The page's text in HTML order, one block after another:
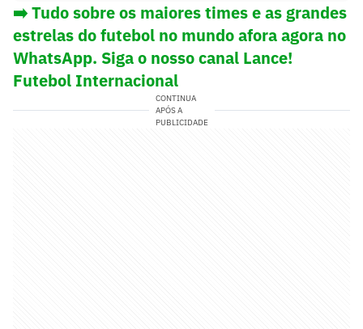
➡️ Tudo sobre os maiores times e as grandes
estrelas do futebol no mundo afora agora no
WhatsApp. Siga o nosso canal Lance!
Futebol Internacional
CONTINUA
APÓS A
PUBLICIDADE